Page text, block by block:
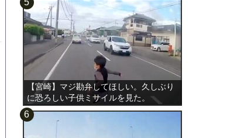
【宮崎】マジ勘弁してほしい。久しぶり
に恐ろしい子供ミサイルを見た。